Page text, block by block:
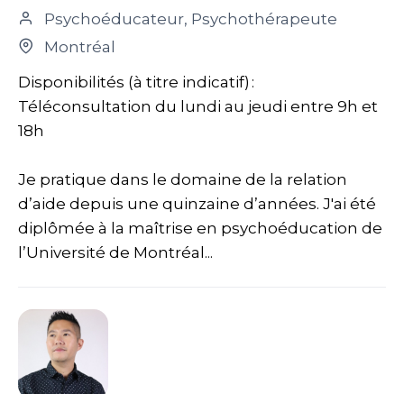
Psychoéducateur, Psychothérapeute
Montréal
Disponibilités (à titre indicatif) :
Téléconsultation du lundi au jeudi entre 9h et
18h
Je pratique dans le domaine de la relation
d’aide depuis une quinzaine d’années. J'ai été
diplômée à la maîtrise en psychoéducation de
l’Université de Montréal...